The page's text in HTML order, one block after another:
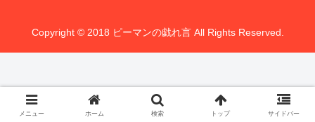
Copyright © 2018 ピーマンの戯れ言 All Rights Reserved.
メニュー ホーム 検索 トップ サイドバー